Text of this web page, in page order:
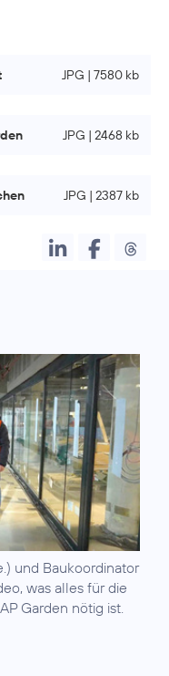
JPG | 7580 kb
JPG | 2468 kb
JPG | 2387 kb
und Baukoordinator
was alles für die
Garden nötig ist.